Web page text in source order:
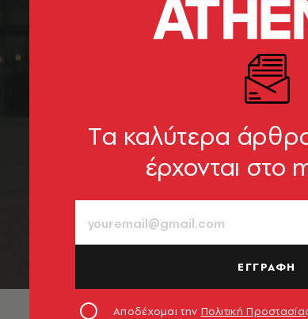
Tα καλύτερα
έρχονται στο
ΕΓΓΡΑΦΗ
Αποδέχομαι την Πολιτική